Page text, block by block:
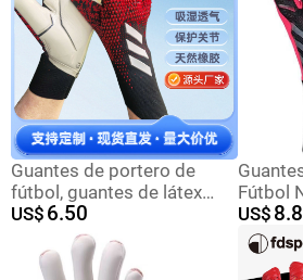
Guantes de portero de
fútbol, guantes de látex
profesionales para adultos,
resistentes al desgaste,
antideslizantes, especiales
US$ 6.50
Fútbol
US$